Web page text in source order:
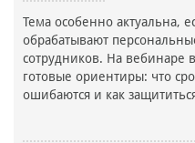
Тема особенно актуальна,
обрабатывают
сотрудников. На вебинаре
готовые ориентиры: что
ошибаются и как